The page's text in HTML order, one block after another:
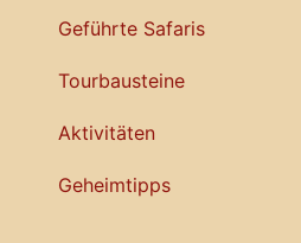
Geführte Safaris
Tourbausteine
Aktivitäten
Geheimtipps